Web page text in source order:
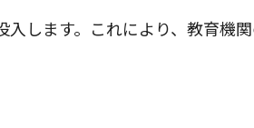
します。これにより、教育機